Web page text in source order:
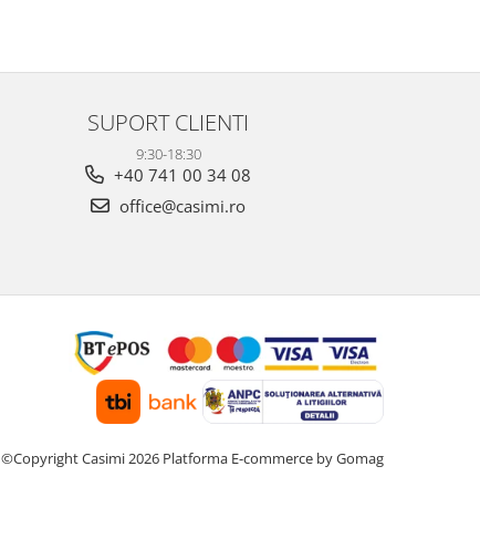
SUPORT CLIENTI
9:30-18:30
+40 741 00 34 08
office@casimi.ro
©Copyright Casimi 2026 Platforma E-commerce by Gomag